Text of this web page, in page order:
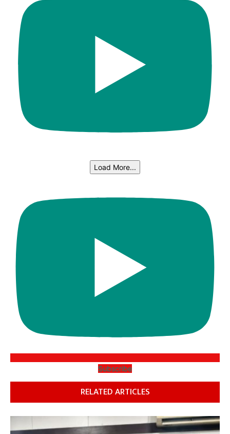
Load More...
Subscribe
RELATED ARTICLES